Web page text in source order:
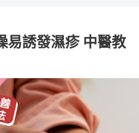
易誘發濕疹 中醫教